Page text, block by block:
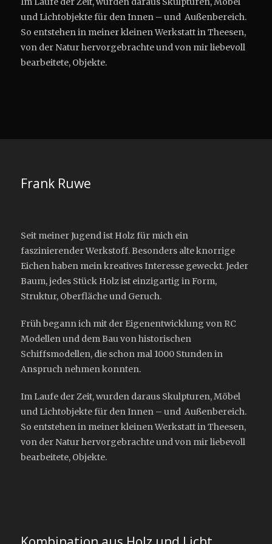
und Lichtobjekte für den Innen – und Außenbereich.
So entstehen in meiner kleinen Werkstatt in Theesen,
von der Natur hervorgebrachte und von mir liebevoll
bearbeitete, Objekte.
Frank Ruwe
Seit meiner Jugend ist Holz für mich ein
faszinierender Werkstoff. Besonders alte knorrige
Eichen haben mein kreatives Interesse geweckt. Jeder
Baum, jedes Stück Holz ist einzigartig in Form,
Struktur, Oberfläche und Geruch.
Früh begann ich mit der Eigenentwicklung von RC
Modellen und dem Bau von historischen
Schiffsmodellen, die schon mal 1000 Stunden in
Anspruch nehmen konnten.
Im Laufe der Zeit, wurden daraus Skulpturen, Möbel
und Lichtobjekte für den Innen – und Außenbereich.
So entstehen in meiner kleinen Werkstatt in Theesen,
von der Natur hervorgebrachte und von mir liebevoll
bearbeitete, Objekte.